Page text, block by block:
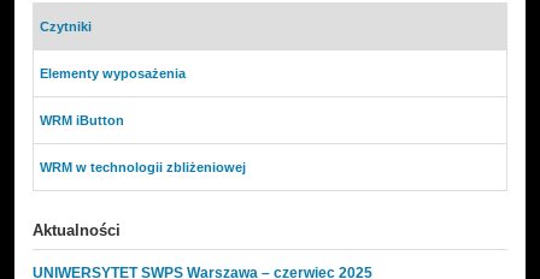
Czytniki
Elementy wyposażenia
WRM iButton
WRM w technologii zbliżeniowej
Aktualności
UNIWERSYTET SWPS Warszawa – czerwiec 2025